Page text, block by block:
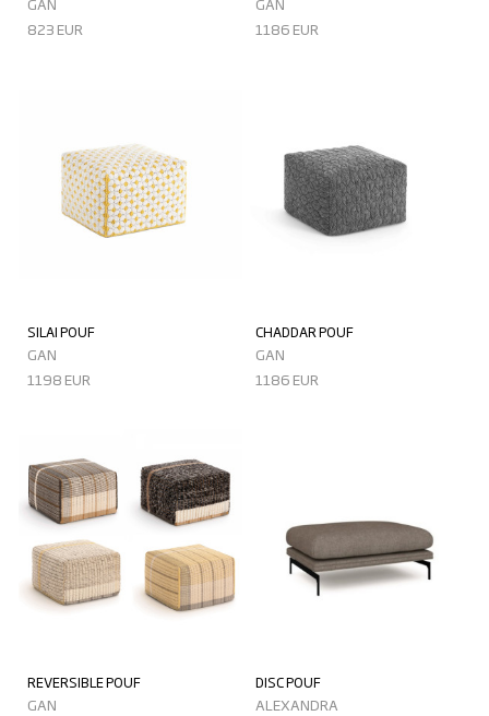
823 EUR
1186 EUR
SILAI POUF
GAN
1198 EUR
CHADDAR POUF
GAN
1186 EUR
REVERSIBLE POUF
GAN
DISC POUF
ALEXANDRA